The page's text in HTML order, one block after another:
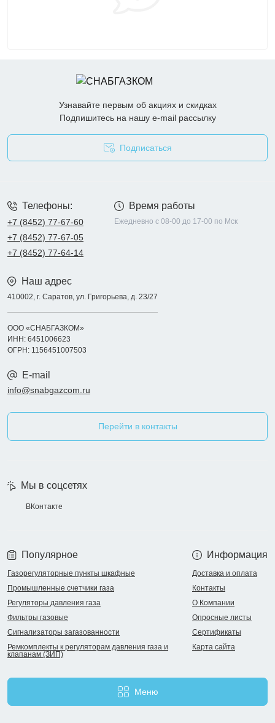
Узнавайте первым об акциях и скидках
Подпишитесь на нашу e-mail рассылку
Подписаться
Телефоны:
+7 (8452) 77-67-60
+7 (8452) 77-67-05
+7 (8452) 77-64-14
Время работы
Ежедневно с 08-00 до 17-00 по Мск
Наш адрес
410002, г. Саратов, ул. Григорьева, д. 23/27
ООО «СНАБГАЗКОМ»
ИНН: 6451006623
ОГРН: 1156451007503
E-mail
info@snabgazcom.ru
Перейти в контакты
Популярное
Газорегуляторные пункты шкафные
Промышленные счетчики газа
Регуляторы давления газа
Фильтры газовые
Сигнализаторы загазованности
Ремкомплекты к регуляторам давления газа и
клапанам (ЗИП)
Информация
Доставка и оплата
Контакты
О Компании
Опросные листы
Сертификаты
Карта сайта
Меню
Мы в соцсетях
ВКонтакте